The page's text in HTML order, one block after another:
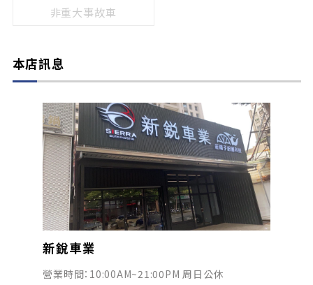
非重大事故車
本店訊息
新銳車業
營業時間：10:00AM~21:00PM 周日公休